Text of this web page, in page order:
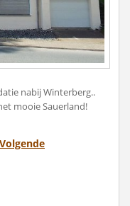
nabij Winterberg..
mooie Sauerland!
Volgende